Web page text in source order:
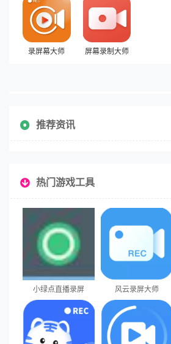
录屏幕大师 屏幕录制大师
推荐资讯
热门游戏工具
小绿点直播录屏 风云录屏大师